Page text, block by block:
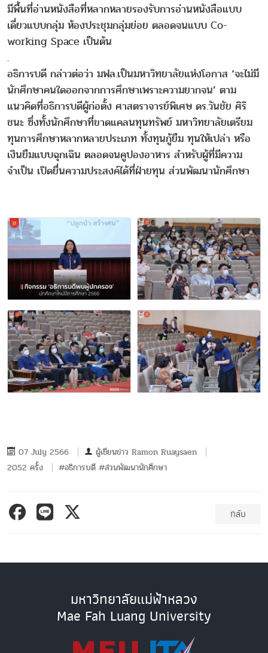
มีพื้นที่อ่านหนังสือที่หลากหลายรองรับการอ่านหนังสือแบบ
เดี่ยวแบบกลุ่ม ห้องประชุมกลุ่มย่อย ตลอดจนแบบ Co-
working Space เป็นต้น
.
อธิการบดี กล่าวต่อว่า มฟล.เป็นมหาวิทยาลัยแห่งโอกาส ‘จะไม่มี
นักศึกษาคนใดออกจากการศึกษาเพราะความยากจน’ ตาม
แนวคิดที่อธิการบดีผู้ก่อตั้ง ศาสตราจารย์พิเศษ ดร.วันชัย ศิริ
ชนะ ซึ่งทั้งนักศึกษาที่ขาดแคลนทุนทรัพย์ มหาวิทยาลัยเตรียม
ทุนการศึกษาหลากหลายประเภท ทั้งทุนกู้ยืม ทุนให้เปล่า หรือ
เงินยืมแบบฉุกเฉิน ตลอดจนคูปองอาหาร สำหรับผู้ที่มีความ
จำเป็น เปิดยื่นความประสงค์ได้ที่ฝ่ายทุน ส่วนพัฒนานักศึกษา
07 July 2566 ผู้เขียนข่าว Ramon Ruaysaen
2052 ครั้ง
#อธิการบดี #ส่วนพัฒนานักศึกษา
กลับ
มหาวิทยาลัยแม่ฟ้าหลวง
Mae Fah Luang University